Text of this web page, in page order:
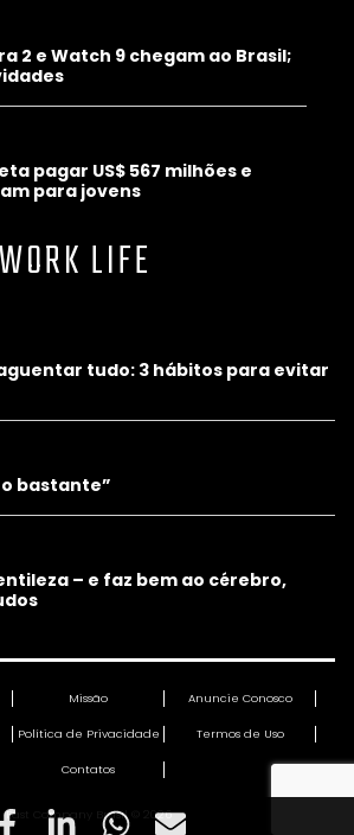
2 e Watch 9 chegam ao Brasil;
pagar US$ 567 milhões e
para jovens
WORK LIFE
tudo: 3 hábitos para evitar
bastante”
– e faz bem ao cérebro,
Missão Anuncie Conosco
Política de Privacidade Termos de Uso
Contatos
Fast Company Brasil © 2026